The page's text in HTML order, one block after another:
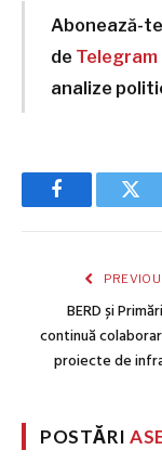
Abonează-
de Telegram
analize
Facebook
BERD și
continuă
proiecte de
POSTĂRI